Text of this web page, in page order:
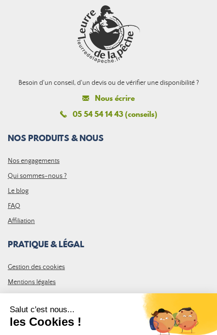
Besoin d'un conseil, d'un devis ou de vérifier une disponibilité ?
Nous écrire
05 54 54 14 43 (conseils)
NOS PRODUITS & NOUS
Nos engagements
Qui sommes-nous ?
Le blog
FAQ
Affiliation
PRATIQUE & LÉGAL
Gestion des cookies
Mentions légales
Plan du site